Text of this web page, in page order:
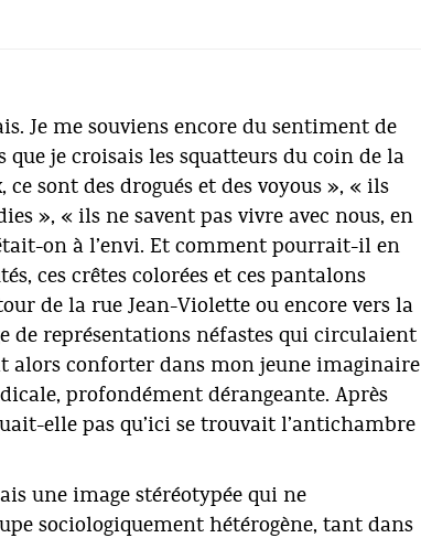
Je me souviens encore du sentiment de
je croisais les squatteurs du coin de la
sont des drogués et des voyous », « ils
», « ils ne savent pas vivre avec nous, en
on à l’envi. Et comment pourrait-il en
ces crêtes colorées et ces pantalons
de la rue Jean-Violette ou encore vers la
de représentations néfastes qui circulaient
alors conforter dans mon jeune imaginaire
profondément dérangeante. Après
elle pas qu’ici se trouvait l’antichambre
une image stéréotypée qui ne
sociologiquement hétérogène, tant dans